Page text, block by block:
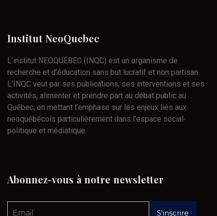
Institut NeoQuebec
L’institut NEOQUÉBEC (INQC) est un organisme de
recherche et d’éducation sans but lucratif et non partisan.
L’INQC veut par ses publications, ses interventions et ses
activités, alimenter et prendre part au débat public au
Québec; en mettant l’emphase sur les enjeux liés aux
neoquébécois particulièrement dans l’espace social-
politique et médiatique.
Abonnez-vous à notre newsletter